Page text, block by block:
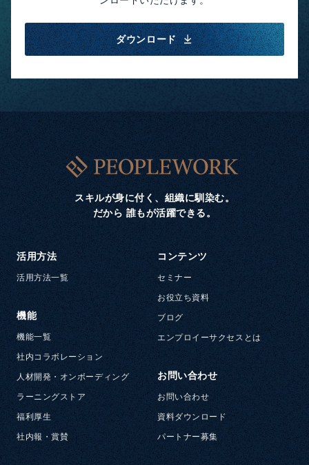
ダウンロード
スキルが身に付く、組織に馴染む。
だから 誰もが活躍できる。
活用方法
活用方法一覧
機能
機能一覧
社内コラボレーション
人材開発・オンボーディング
ラーニングストア
福利厚生
社内報・賞賛
コンテンツ
セミナー
お役立ち資料
ブログ
エンプロイーサクセスとは
お問い合わせ
お問い合わせ
資料ダウンロード
パートナー募集